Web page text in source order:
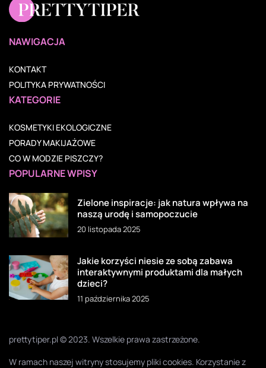
NAWIGACJA
KONTAKT
POLITYKA PRYWATNOŚCI
KATEGORIE
KOSMETYKI EKOLOGICZNE
PORADY MAKIJAŻOWE
CO W MODZIE PISZCZY?
POPULARNE WPISY
Zielone inspiracje: jak natura wpływa na
naszą urodę i samopoczucie
20 listopada 2025
Jakie korzyści niesie ze sobą zabawa
interaktywnymi produktami dla małych
dzieci?
11 października 2025
prettytiper.pl © 2023. Wszelkie prawa zastrzeżone.
W ramach naszej witryny stosujemy pliki cookies. Korzystanie z